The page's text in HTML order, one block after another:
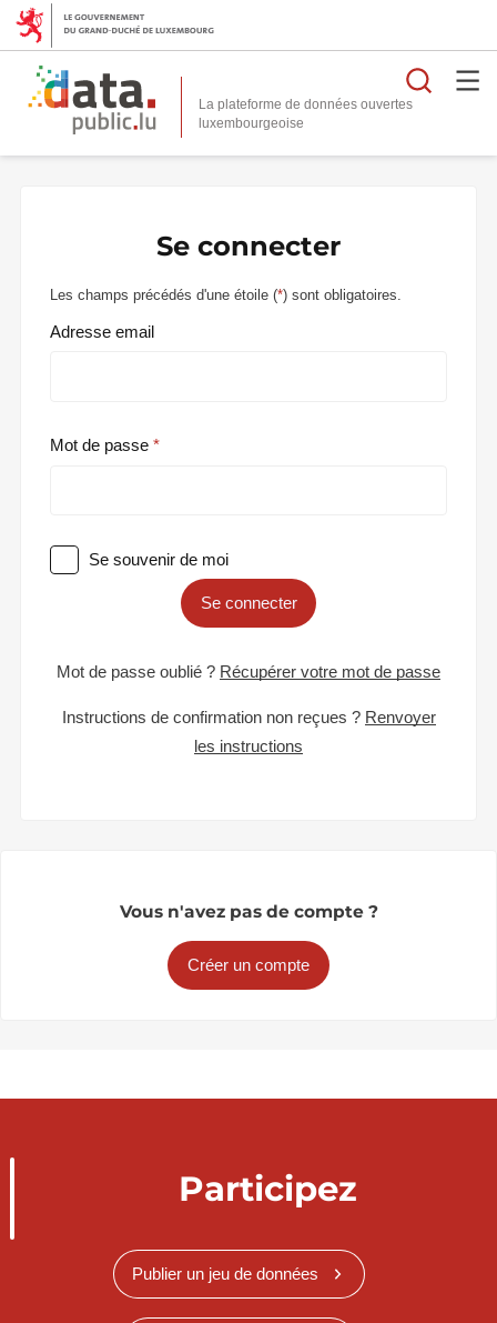
La plateforme de données ouvertes
Se connecter
Les champs précédés d'une étoile (*) sont obligatoires.
Adresse email
Mot de passe
Se souvenir de moi
Se connecter
Mot de passe oublié ? Récupérer votre mot de passe
Instructions de confirmation non reçues ? Renvoyer
les instructions
Vous n'avez pas de compte ?
Créer un compte
Participez
Publier un jeu de données